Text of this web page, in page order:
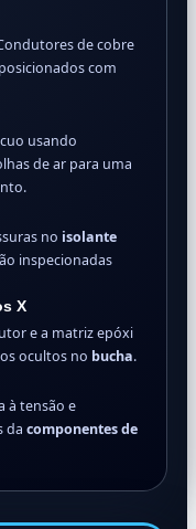
de cobre
com
usando
de ar para uma
no isolante
inspecionadas
X
e a matriz epóxi
ocultos no bucha.
à tensão e
da componentes de